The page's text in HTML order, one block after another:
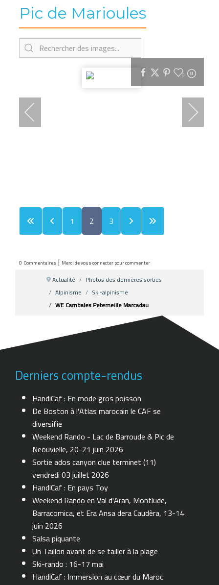
Pic de Marioules
0
1 2 3
0 Commentaires | Merci de vous connecter pour commenter
Actualité
Photos des dernières sorties
Alpinisme
Ski-alpinisme
WE Cambales Peterneille Marcadau
Derniers compte-rendus
HandiCaf : En mode gros poisson
De Boston à l'Atlas marocain le CAF se
diversifie
Weekend Rando - Lac de Barroude & Pic de
Neouvielle, 20-21 juin 2026
Sortie ados canyon clue terminet (11)
vendredi 03 juillet 2026
HandiCaf : En pays Toy
Weekend Rando en Val d'Aran, Montlude,
Barracomica, et Era Ansa dera Caudèra, 13-14
juin 2026
Salsa piquante
Un Taillon avant de se tailler à la plage
Ski-rando : 16-17 mai
HandiCaf : Immersion au cœur du Maroc